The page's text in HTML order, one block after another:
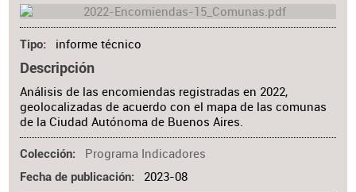
Tipo informe técnico
Descripción
Análisis de las encomiendas registradas en 2022,
geolocalizadas de acuerdo con el mapa de las comunas
de la Ciudad Autónoma de Buenos Aires.
Colección Programa Indicadores
Fecha de publicación 2023-08